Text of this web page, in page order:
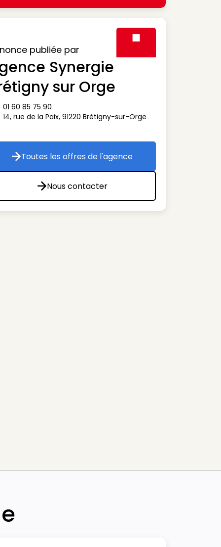
publiée par
Synergie
sur Orge
téléphone
01 60 85 75 90
adresse
14, rue de la Paix, 91220 Brétigny-sur-Orge
Toutes les offres de l'agence
Toutes les offres de l'agence
Nous contacter
Nous contacter